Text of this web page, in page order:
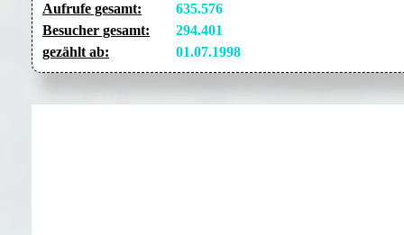
Aufrufe gesamt:
635.576
Besucher gesamt:
294.401
gezählt ab:
01.07.1998